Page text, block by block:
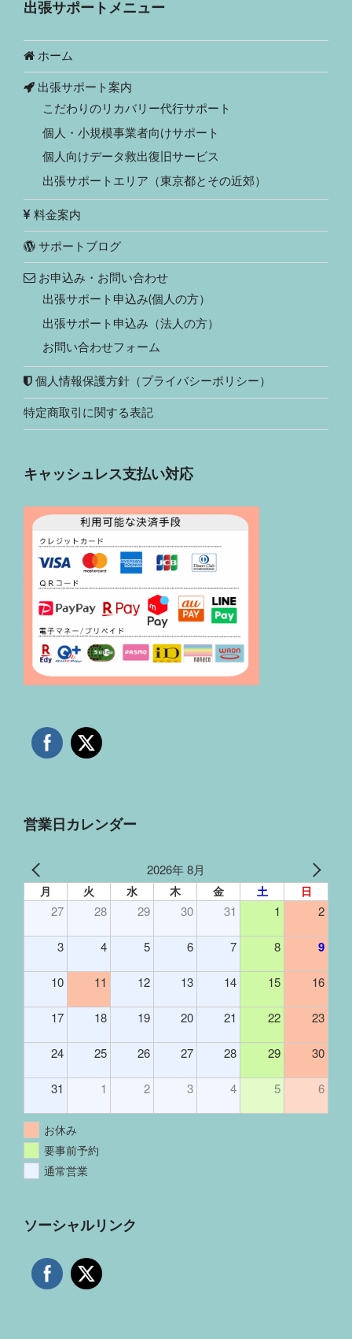
出張サポートメニュー
ホーム
出張サポート案内
こだわりのリカバリー代行サポート
個人・小規模事業者向けサポート
個人向けデータ救出復旧サービス
出張サポートエリア（東京都とその近郊）
料金案内
サポートブログ
お申込み・お問い合わせ
出張サポート申込み(個人の方）
出張サポート申込み（法人の方）
お問い合わせフォーム
個人情報保護方針（プライバシーポリシー）
特定商取引に関する表記
キャッシュレス支払い対応
営業日カレンダー
2026年 8月
月 火 水 木 金 土 日
27 28 29 30 31 1 2
3 4 5 6 7 8 9
10 11 12 13 14 15 16
17 18 19 20 21 22 23
24 25 26 27 28 29 30
31 1 2 3 4 5 6
お休み
要事前予約
通常営業
ソーシャルリンク